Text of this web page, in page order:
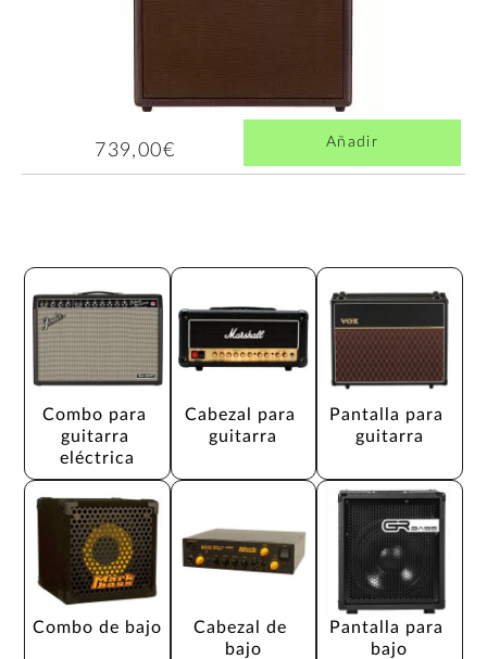
739,00€ Añadir
Combo para
guitarra
eléctrica
Cabezal para
guitarra
Pantalla para
guitarra
Combo de bajo
Cabezal de
bajo
Pantalla para
bajo